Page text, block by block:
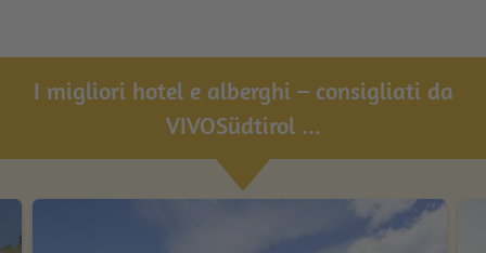
I migliori hotel e alberghi – consigliati da
VIVOSüdtirol ...